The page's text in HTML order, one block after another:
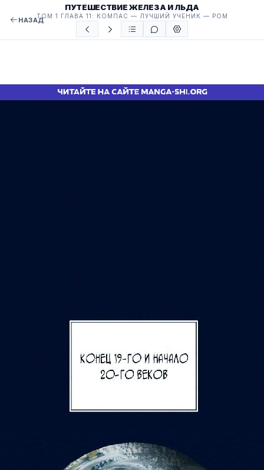
НАЗАД
ПУТЕШЕСТВИЕ ЖЕЛЕЗА И ЛЬДА
ТОМ 1 ГЛАВА 11: КОМПАС — ЛУЧШИЙ УЧЕНИК — РОМ